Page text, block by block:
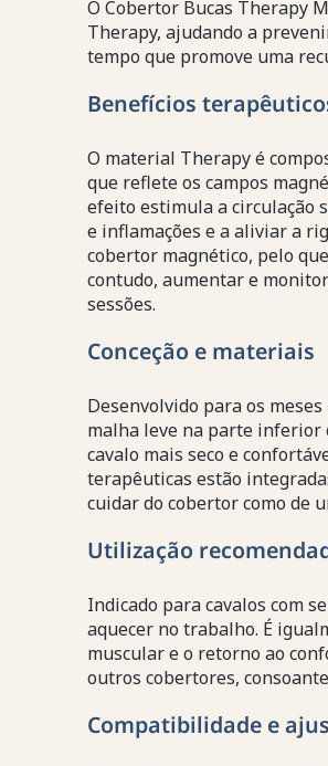
O Cobertor Bucas Therapy
Therapy, ajudando a
tempo que promove uma
Benefícios
O material Therapy é
que reflete os campos
efeito estimula a circulação
e inflamações e a aliviar a
cobertor magnético, pelo
contudo, aumentar e
sessões.
Conceção e materiais
Desenvolvido para os
malha leve na parte inferior
cavalo mais seco e
terapêuticas estão
cuidar do cobertor como de
Utilização
Indicado para cavalos com
aquecer no trabalho. É
muscular e o retorno ao
outros cobertores,
Compatibilidade e